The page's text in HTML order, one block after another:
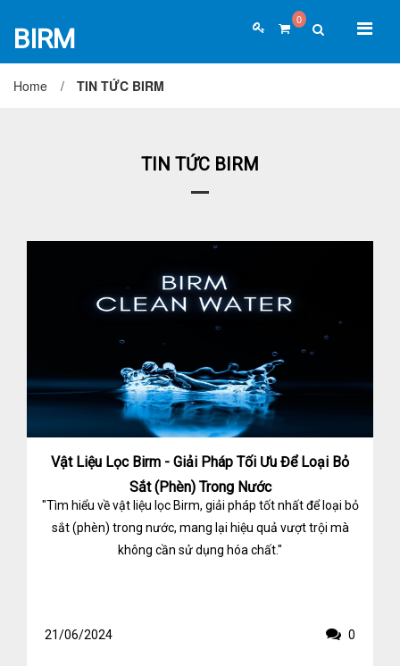
BIRM
0
TRANG CHỦ GIỚI THIỆU
TUYỂN DỤNG LIÊN HỆ
Home / TIN TỨC BIRM
TIN TỨC BIRM
Vật Liệu Lọc Birm - Giải Pháp Tối Ưu Để Loại Bỏ
Sắt (Phèn) Trong Nước
"Tìm hiểu về vật liệu lọc Birm, giải pháp tốt nhất để loại bỏ
sắt (phèn) trong nước, mang lại hiệu quả vượt trội mà
không cần sử dụng hóa chất."
21/06/2024 0